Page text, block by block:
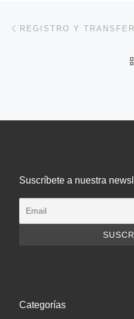
Navegación
Suscríbete a nuestra
Categorías